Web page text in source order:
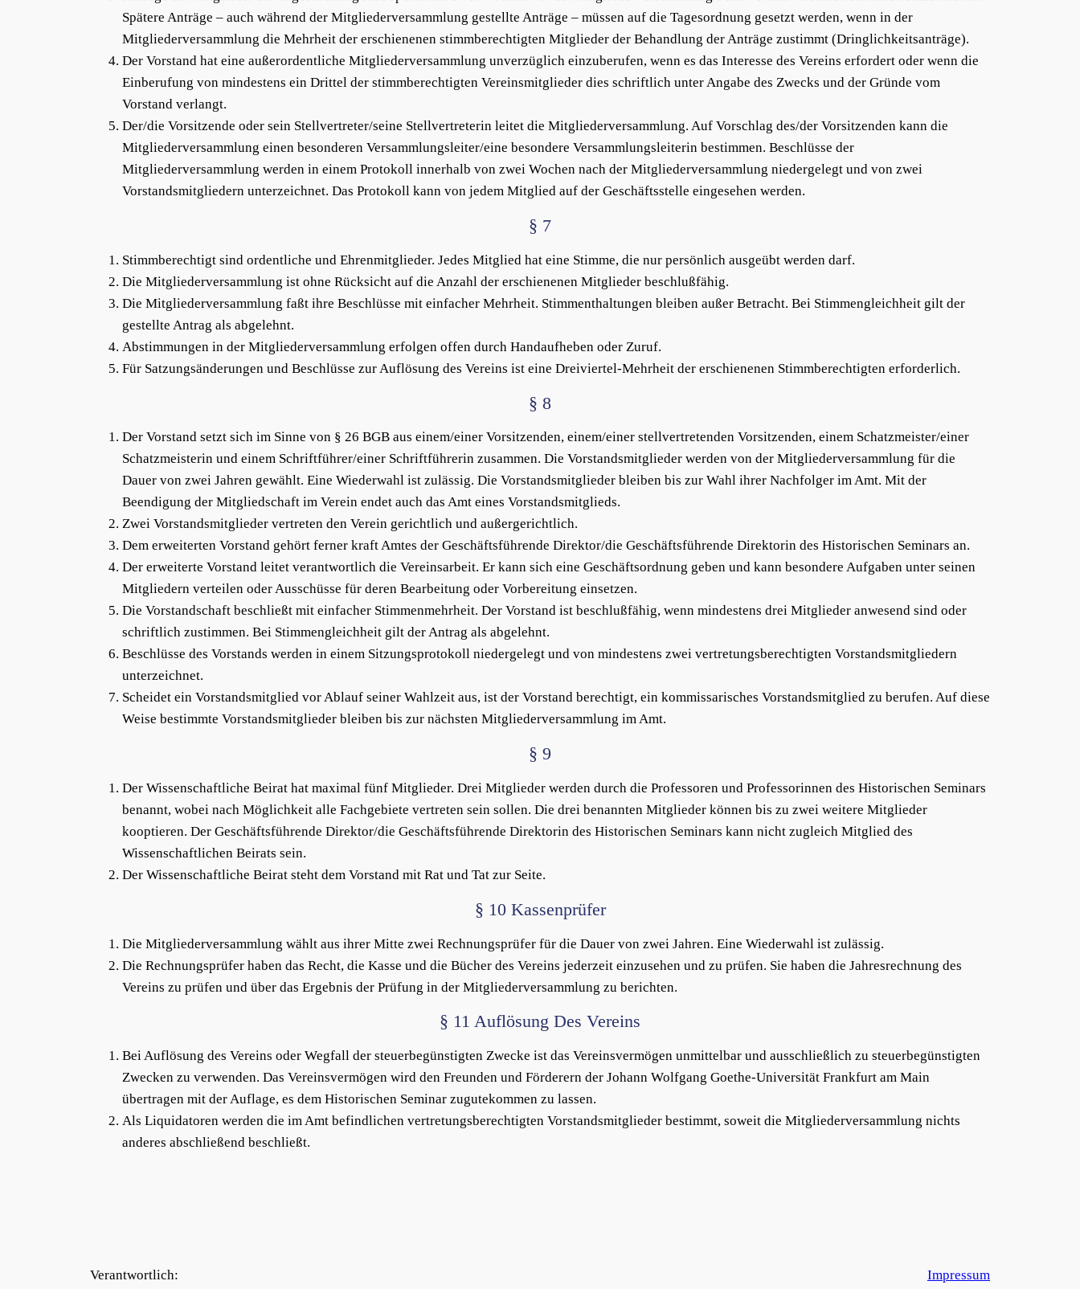
Spätere Anträge – auch während der Mitgliederversammlung gestellte Anträge – müssen auf die Tagesordnung gesetzt werden, wenn in der
Mitgliederversammlung die Mehrheit der erschienenen stimmberechtigten Mitglieder der Behandlung der Anträge zustimmt (Dringlichkeitsanträge).
Der Vorstand hat eine außerordentliche Mitgliederversammlung unverzüglich einzuberufen, wenn es das Interesse des Vereins erfordert oder wenn die
Einberufung von mindestens ein Drittel der stimmberechtigten Vereinsmitglieder dies schriftlich unter Angabe des Zwecks und der Gründe vom
Vorstand verlangt.
Der/die Vorsitzende oder sein Stellvertreter/seine Stellvertreterin leitet die Mitgliederversammlung. Auf Vorschlag des/der Vorsitzenden kann die
Mitgliederversammlung einen besonderen Versammlungsleiter/eine besondere Versammlungsleiterin bestimmen. Beschlüsse der
Mitgliederversammlung werden in einem Protokoll innerhalb von zwei Wochen nach der Mitgliederversammlung niedergelegt und von zwei
Vorstandsmitgliedern unterzeichnet. Das Protokoll kann von jedem Mitglied auf der Geschäftsstelle eingesehen werden.
§ 7
Stimmberechtigt sind ordentliche und Ehrenmitglieder. Jedes Mitglied hat eine Stimme, die nur persönlich ausgeübt werden darf.
Die Mitgliederversammlung ist ohne Rücksicht auf die Anzahl der erschienenen Mitglieder beschlußfähig.
Die Mitgliederversammlung faßt ihre Beschlüsse mit einfacher Mehrheit. Stimmenthaltungen bleiben außer Betracht. Bei Stimmengleichheit gilt der
gestellte Antrag als abgelehnt.
Abstimmungen in der Mitgliederversammlung erfolgen offen durch Handaufheben oder Zuruf.
Für Satzungsänderungen und Beschlüsse zur Auflösung des Vereins ist eine Dreiviertel-Mehrheit der erschienenen Stimmberechtigten erforderlich.
§ 8
Der Vorstand setzt sich im Sinne von § 26 BGB aus einem/einer Vorsitzenden, einem/einer stellvertretenden Vorsitzenden, einem Schatzmeister/einer
Schatzmeisterin und einem Schriftführer/einer Schriftführerin zusammen. Die Vorstandsmitglieder werden von der Mitgliederversammlung für die
Dauer von zwei Jahren gewählt. Eine Wiederwahl ist zulässig. Die Vorstandsmitglieder bleiben bis zur Wahl ihrer Nachfolger im Amt. Mit der
Beendigung der Mitgliedschaft im Verein endet auch das Amt eines Vorstandsmitglieds.
Zwei Vorstandsmitglieder vertreten den Verein gerichtlich und außergerichtlich.
Dem erweiterten Vorstand gehört ferner kraft Amtes der Geschäftsführende Direktor/die Geschäftsführende Direktorin des Historischen Seminars an.
Der erweiterte Vorstand leitet verantwortlich die Vereinsarbeit. Er kann sich eine Geschäftsordnung geben und kann besondere Aufgaben unter seinen
Mitgliedern verteilen oder Ausschüsse für deren Bearbeitung oder Vorbereitung einsetzen.
Die Vorstandschaft beschließt mit einfacher Stimmenmehrheit. Der Vorstand ist beschlußfähig, wenn mindestens drei Mitglieder anwesend sind oder
schriftlich zustimmen. Bei Stimmengleichheit gilt der Antrag als abgelehnt.
Beschlüsse des Vorstands werden in einem Sitzungsprotokoll niedergelegt und von mindestens zwei vertretungsberechtigten Vorstandsmitgliedern
unterzeichnet.
Scheidet ein Vorstandsmitglied vor Ablauf seiner Wahlzeit aus, ist der Vorstand berechtigt, ein kommissarisches Vorstandsmitglied zu berufen. Auf diese
Weise bestimmte Vorstandsmitglieder bleiben bis zur nächsten Mitgliederversammlung im Amt.
§ 9
Der Wissenschaftliche Beirat hat maximal fünf Mitglieder. Drei Mitglieder werden durch die Professoren und Professorinnen des Historischen Seminars
benannt, wobei nach Möglichkeit alle Fachgebiete vertreten sein sollen. Die drei benannten Mitglieder können bis zu zwei weitere Mitglieder
kooptieren. Der Geschäftsführende Direktor/die Geschäftsführende Direktorin des Historischen Seminars kann nicht zugleich Mitglied des
Wissenschaftlichen Beirats sein.
Der Wissenschaftliche Beirat steht dem Vorstand mit Rat und Tat zur Seite.
§ 10 Kassenprüfer
Die Mitgliederversammlung wählt aus ihrer Mitte zwei Rechnungsprüfer für die Dauer von zwei Jahren. Eine Wiederwahl ist zulässig.
Die Rechnungsprüfer haben das Recht, die Kasse und die Bücher des Vereins jederzeit einzusehen und zu prüfen. Sie haben die Jahresrechnung des
Vereins zu prüfen und über das Ergebnis der Prüfung in der Mitgliederversammlung zu berichten.
§ 11 Auflösung Des Vereins
Bei Auflösung des Vereins oder Wegfall der steuerbegünstigten Zwecke ist das Vereinsvermögen unmittelbar und ausschließlich zu steuerbegünstigten
Zwecken zu verwenden. Das Vereinsvermögen wird den Freunden und Förderern der Johann Wolfgang Goethe-Universität Frankfurt am Main
übertragen mit der Auflage, es dem Historischen Seminar zugutekommen zu lassen.
Als Liquidatoren werden die im Amt befindlichen vertretungsberechtigten Vorstandsmitglieder bestimmt, soweit die Mitgliederversammlung nichts
anderes abschließend beschließt.
Verantwortlich:
Impressum